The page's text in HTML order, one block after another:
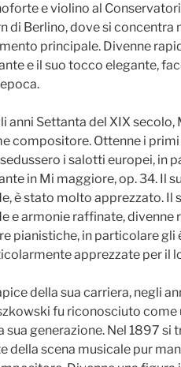
e violino al
di Berlino, dove si
principale. Divenne
e il suo tocco elegante,
anni Settanta del XIX
compositore. Ottenne i
i salotti europei, in
in Mi maggiore, op. 34. Il
è stato molto apprezzato. Il
e armonie raffinate, divenne
pianistiche, in particolare gli
apprezzate per il
della sua carriera, negli
fu riconosciuto
sua generazione. Nel 1897 si
della scena musicale pur